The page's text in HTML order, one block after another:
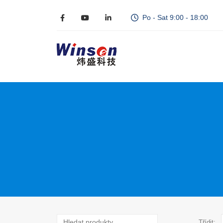
Po - Sat 9:00 - 18:00